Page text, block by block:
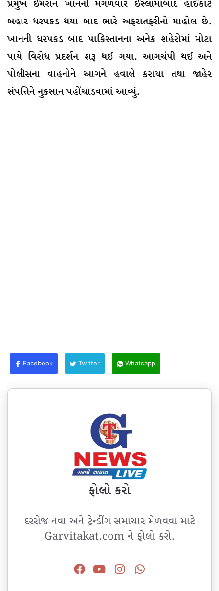
પ્રમુખ ઈમરાન ખાનની મંગળવારે ઈસ્લામાબાદ હાઈકોર્ટ
બહાર ધરપકડ થયા બાદ ભારે અફરાતફરીનો માહોલ છે.
ખાનની ધરપકડ બાદ પાકિસ્તાનના અનેક શહેરોમાં મોટા
પાયે વિરોધ પ્રદર્શન શરૂ થઈ ગયા. આગચંપી થઈ અને
પોલીસના વાહનોને આગને હવાલે કરાયા તથા જાહેર
સંપત્તિને નુકસાન પહોંચાડવામાં આવ્યું.
Facebook Twitter Whatsapp
ફોલો કરો
દરરોજ નવા અને ટ્રેન્ડીંગ સમાચાર મેળવવા માટે
Garvitakat.com ને ફોલો કરો.